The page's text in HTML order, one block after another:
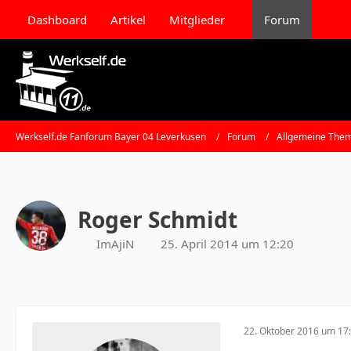
Dashboard Artikel Mitglieder Forum
Werkself.de Fanforum Bayer 04 Leverkusen Forum Allgemeine
Roger Schmidt
ImAjiN 25. April 2014 um 12:20
22. Oktober 2016 um